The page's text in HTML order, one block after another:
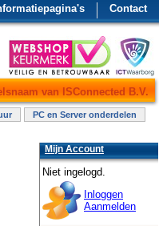
Contact
van ISConnected B.V.
PC en Server onderdelen
Mijn Account
Niet ingelogd.
Inloggen
Aanmelden